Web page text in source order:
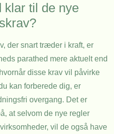
klar til de nye
der snart træder i kraft, er
parathed mere aktuelt end
disse krav vil påvirke
kan forberede dig, er
overgang. Det er
at selvom de nye regler
vil de også have